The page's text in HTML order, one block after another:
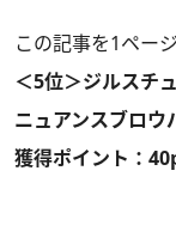
この記事を1ペー
＜5位＞ジルスチ
ニュアンスブロウ
獲得ポイント：